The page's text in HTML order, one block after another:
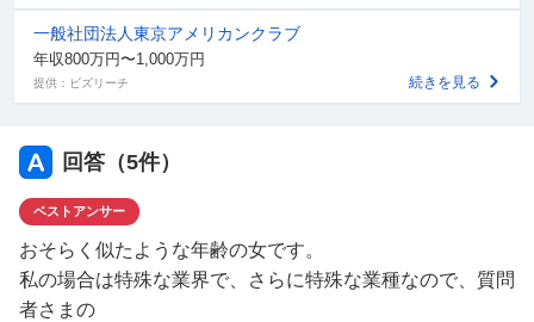
バイトを行いながら転職活動を続けていました）という負
のスパイラルから抜け出せ
ません。ハローワークや民間のキャリアカウンセリングも
受けてみたのですが、状況
早く、正社員か契約社員として長く働ける仕事に就きたい
厳しい現在、当面はパート・アルバイトでの仕事を探すし
かないと思い、今は非正
規雇用の仕事に就いて、その仕事の中で職歴とキャリアを
作りながら、正規雇用に
一般社団法人東京アメリカンクラブ
年収800万円〜1,000万円
提供：ビズリーチ 続きを見る
回答（5件）
ベストアンサー
おそらく似たような年齢の女です。
私の場合は特殊な業界で、さらに特殊な業種なので、質問
者さまの